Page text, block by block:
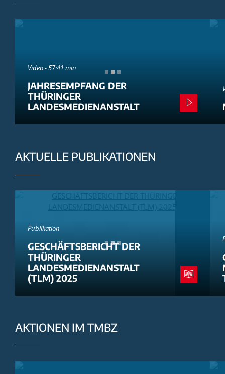
Video - 57:41 min
JAHRESEMPFANG DER
THÜRINGER
LANDESMEDIENANSTALT
AKTUELLE PUBLIKATIONEN
Publikation
GESCHÄFTSBERICHT DER
THÜRINGER
LANDESMEDIENANSTALT
(TLM) 2025
AKTIONEN IM TMBZ